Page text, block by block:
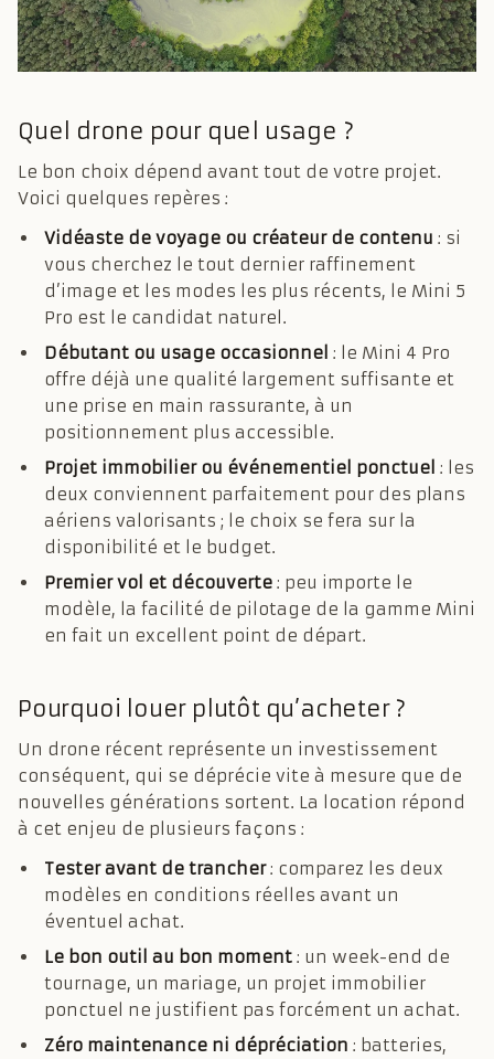
Quel drone pour quel usage ?
Le bon choix dépend avant tout de votre projet.
Voici quelques repères :
Vidéaste de voyage ou créateur de contenu : si
vous cherchez le tout dernier raffinement
d’image et les modes les plus récents, le Mini 5
Pro est le candidat naturel.
Débutant ou usage occasionnel : le Mini 4 Pro
offre déjà une qualité largement suffisante et
une prise en main rassurante, à un
positionnement plus accessible.
Projet immobilier ou événementiel ponctuel : les
deux conviennent parfaitement pour des plans
aériens valorisants ; le choix se fera sur la
disponibilité et le budget.
Premier vol et découverte : peu importe le
modèle, la facilité de pilotage de la gamme Mini
en fait un excellent point de départ.
Pourquoi louer plutôt qu’acheter ?
Un drone récent représente un investissement
conséquent, qui se déprécie vite à mesure que de
nouvelles générations sortent. La location répond
à cet enjeu de plusieurs façons :
Tester avant de trancher: comparez les deux
modèles en conditions réelles avant un
éventuel achat.
Le bon outil au bon moment : un week-end de
tournage, un mariage, un projet immobilier
ponctuel ne justifient pas forcément un achat.
Zéro maintenance ni dépréciation : batteries,